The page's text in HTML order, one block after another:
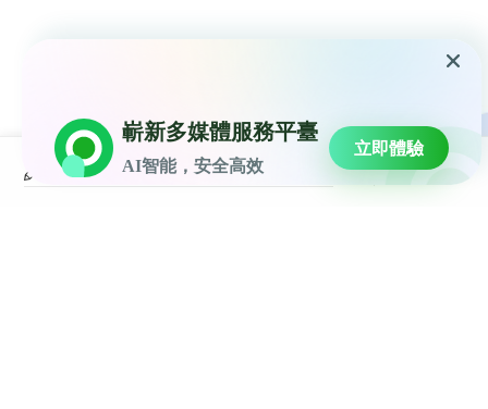
嶄新多媒體服務平臺
AI智能，安全高效
立即體驗
用戶評論